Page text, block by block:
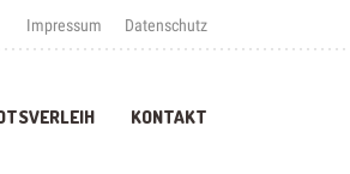
Impressum Datenschutz
KONTAKT